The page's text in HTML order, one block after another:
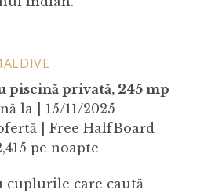
piscină privată, 245 mp
la | 15/11/2025
| Free HalfBoard
pe noapte
cuplurile care caută